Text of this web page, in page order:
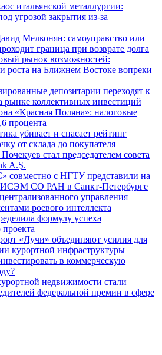
итальянской металлургии:
угрозой закрытия из-за
Мелконян: самоуправство или
граница при возврате долга
рынок возможностей:
роста на Ближнем Востоке вопреки
депозитарии переходят к
рынке коллективных инвестиций
«Красная Поляна»: налоговые
процента
убивает и спасает рейтинг
от склада до покупателя
стал председателем совета
A.Ş.
совместно с НГТУ представили на
ИСЭМ СО РАН в Санкт-Петербурге
управления
роевого интеллекта
формулу успеха
«Лучи» объединяют усилия для
курортной инфраструктуры
в коммерческую
недвижимости стали
федеральной премии в сфере